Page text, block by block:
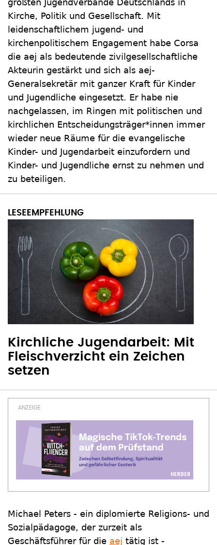
größten Jugendverbände Deutschlands in
Kirche, Politik und Gesellschaft. Mit
leidenschaftlichem jugend- und
kirchenpolitischem Engagement habe Corsa
die aej als bedeutende zivilgesellschaftliche
Akteurin gestärkt und sich als aej-
Generalsekretär mit ganzer Kraft für Kinder
und Jugendliche eingesetzt. Er habe nie
nachgelassen, im Ringen mit politischen und
kirchlichen Entscheidungsträger*innen immer
wieder neue Räume für die evangelische
Kinder- und Jugendarbeit einzufordern und
Kinder- und Jugendliche ernst zu nehmen und
zu beteiligen.
Kirchliche Jugendarbeit: Mit
Fleischverzicht ein Zeichen
setzen
Michael Peters - ein diplomierte Religions- und
Sozialpädagoge, der zurzeit als
Geschäftsführer für die aej tätig ist -